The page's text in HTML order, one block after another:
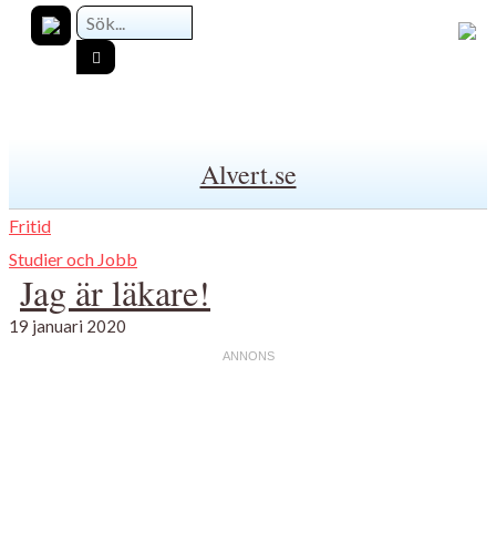
Alvert.se
Fritid
Studier och Jobb
Jag är läkare!
19 januari 2020